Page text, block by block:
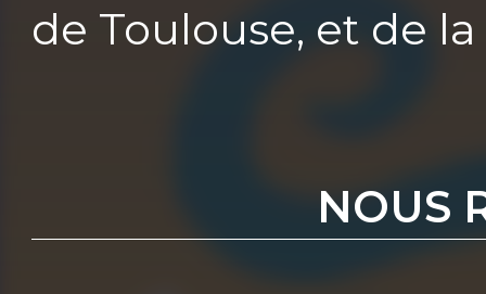
de Toulouse, et de
NOUS